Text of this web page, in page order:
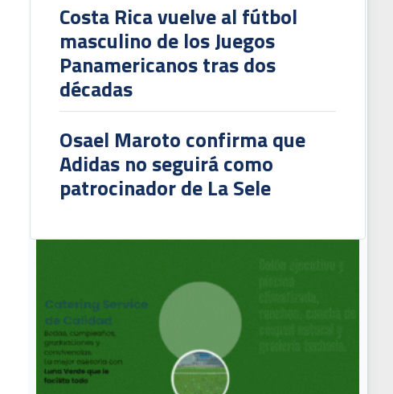
Costa Rica vuelve al fútbol
masculino de los Juegos
Panamericanos tras dos
décadas
Osael Maroto confirma que
Adidas no seguirá como
patrocinador de La Sele